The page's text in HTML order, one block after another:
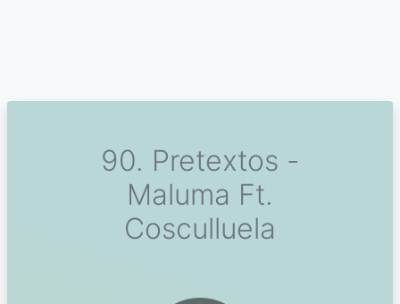
90. Pretextos -
Maluma Ft.
Cosculluela